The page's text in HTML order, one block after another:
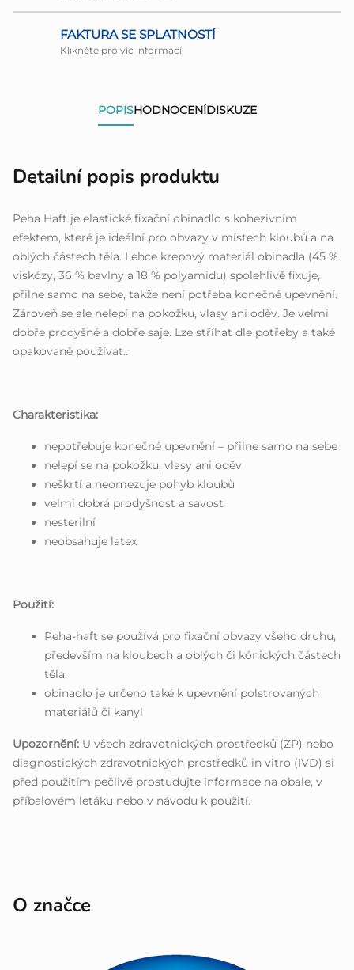
FAKTURA SE SPLATNOSTÍ
Klikněte pro víc informací
POPISHODNOCENÍDISKUZE
Detailní popis produktu
Peha Haft je elastické fixační obinadlo s kohezivním
efektem, které je ideální pro obvazy v místech kloubů a na
oblých částech těla. Lehce krepový materiál obinadla (45 %
viskózy, 36 % bavlny a 18 % polyamidu) spolehlivě fixuje,
přilne samo na sebe, takže není potřeba konečné upevnění.
Zároveň se ale nelepí na pokožku, vlasy ani oděv. Je velmi
dobře prodyšné a dobře saje. Lze stříhat dle potřeby a také
opakovaně používat..
Charakteristika:
nepotřebuje konečné upevnění – přilne samo na sebe
nelepí se na pokožku, vlasy ani oděv
neškrtí a neomezuje pohyb kloubů
velmi dobrá prodyšnost a savost
nesterilní
neobsahuje latex
Použití:
Peha-haft se používá pro fixační obvazy všeho druhu,
především na kloubech a oblých či kónických částech
těla.
obinadlo je určeno také k upevnění polstrovaných
materiálů či kanyl
Upozornění: U všech zdravotnických prostředků (ZP) nebo
diagnostických zdravotnických prostředků in vitro (IVD) si
před použitím pečlivě prostudujte informace na obale, v
příbalovém letáku nebo v návodu k použití.
O značce